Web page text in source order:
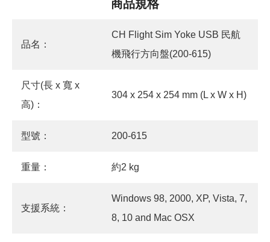
商品規格
品名：
CH Flight Sim Yoke USB 民航
機飛行方向盤(200-615)
尺寸(長 x 寬 x
高)：
304 x 254 x 254 mm (L x W x H)
型號： 200-615
重量： 約2 kg
支援系統：
Windows 98, 2000, XP, Vista, 7,
8, 10 and Mac OSX